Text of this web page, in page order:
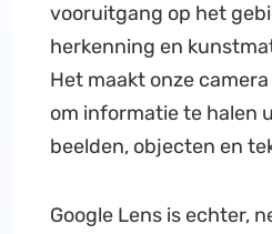
vooruitgang op het
herkenning en
Het maakt onze
om informatie te halen
beelden, objecten en
Google Lens is echter,